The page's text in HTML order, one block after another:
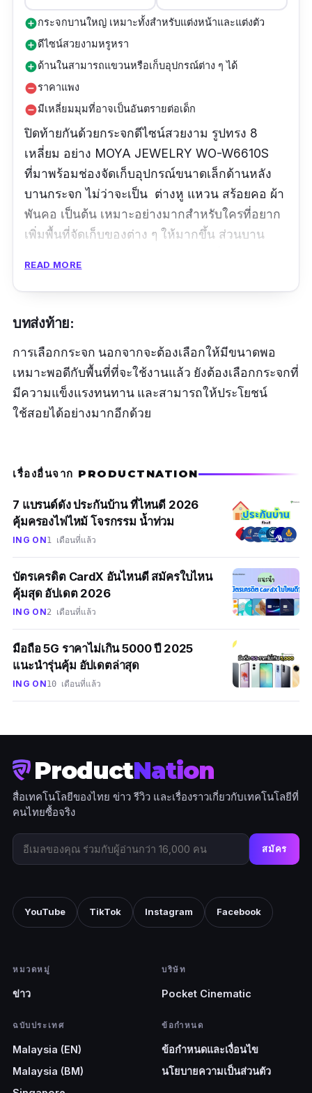
add_circleกระจกบานใหญ่ เหมาะทั้งสำหรับแต่งหน้าและแต่งตัว
add_circleดีไซน์สวยงามหรูหรา
add_circleด้านในสามารถแขวนหรือเก็บอุปกรณ์ต่าง ๆ ได้
remove_circleราคาแพง
remove_circleมีเหลี่ยมมุมที่อาจเป็นอันตรายต่อเด็ก
ปิดท้ายกันด้วยกระจกดีไซน์สวยงาม รูปทรง 8
เหลี่ยม อย่าง MOYA JEWELRY WO-W6610S
ที่มาพร้อมช่องจัดเก็บอุปกรณ์ขนาดเล็กด้านหลัง
บานกระจก ไม่ว่าจะเป็น ต่างหู แหวน สร้อยคอ ผ้า
พันคอ เป็นต้น เหมาะอย่างมากสำหรับใครที่อยาก
เพิ่มพื้นที่จัดเก็บของต่าง ๆ ให้มากขึ้น ส่วนบาน
ตัวกรอบที่เป็นกรอบไม้ผลิตจากไม้ MDF ที่มีผิวเนื้อ
ในละเอียดเป็นเนื้อเดียวกันตลอดทั่วทั้งแผ่น ทำให้มี
แข็งแรงมากขึ้นอีกด้วย
READ MORE
บทส่งท้าย:
การเลือกกระจก นอกจากจะต้องเลือกให้มีขนาดพอ
เหมาะพอดีกับพื้นที่ที่จะใช้งานแล้ว ยังต้องเลือกกระจกที่
มีความแข็งแรงทนทาน และสามารถให้ประโยชน์
ใช้สอยได้อย่างมากอีกด้วย
เรื่องอื่นจาก PRODUCTNATION
7 แบรนด์ดัง ประกันบ้าน ที่ไหนดี 2026
คุ้มครองไฟไหม้ โจรกรรม น้ำท่วม
ING ON1 เดือนที่แล้ว
บัตรเครดิต CardX อันไหนดี สมัครใบไหน
คุ้มสุด อัปเดต 2026
ING ON2 เดือนที่แล้ว
มือถือ 5G ราคาไม่เกิน 5000 ปี 2025
แนะนำรุ่นคุ้ม อัปเดตล่าสุด
ING ON10 เดือนที่แล้ว
ProductNation
สื่อเทคโนโลยีของไทย ข่าว รีวิว และเรื่องราวเกี่ยวกับเทคโนโลยีที่
คนไทยซื้อจริง
สมัคร
YouTube TikTok Instagram Facebook
หมวดหมู่
ข่าว
บริษัท
Pocket Cinematic
ฉบับประเทศ
Malaysia (EN)
Malaysia (BM)
ข้อกำหนด
ข้อกำหนดและเงื่อนไข
นโยบายความเป็นส่วนตัว